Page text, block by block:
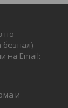
по
безнал)
на Email:
и